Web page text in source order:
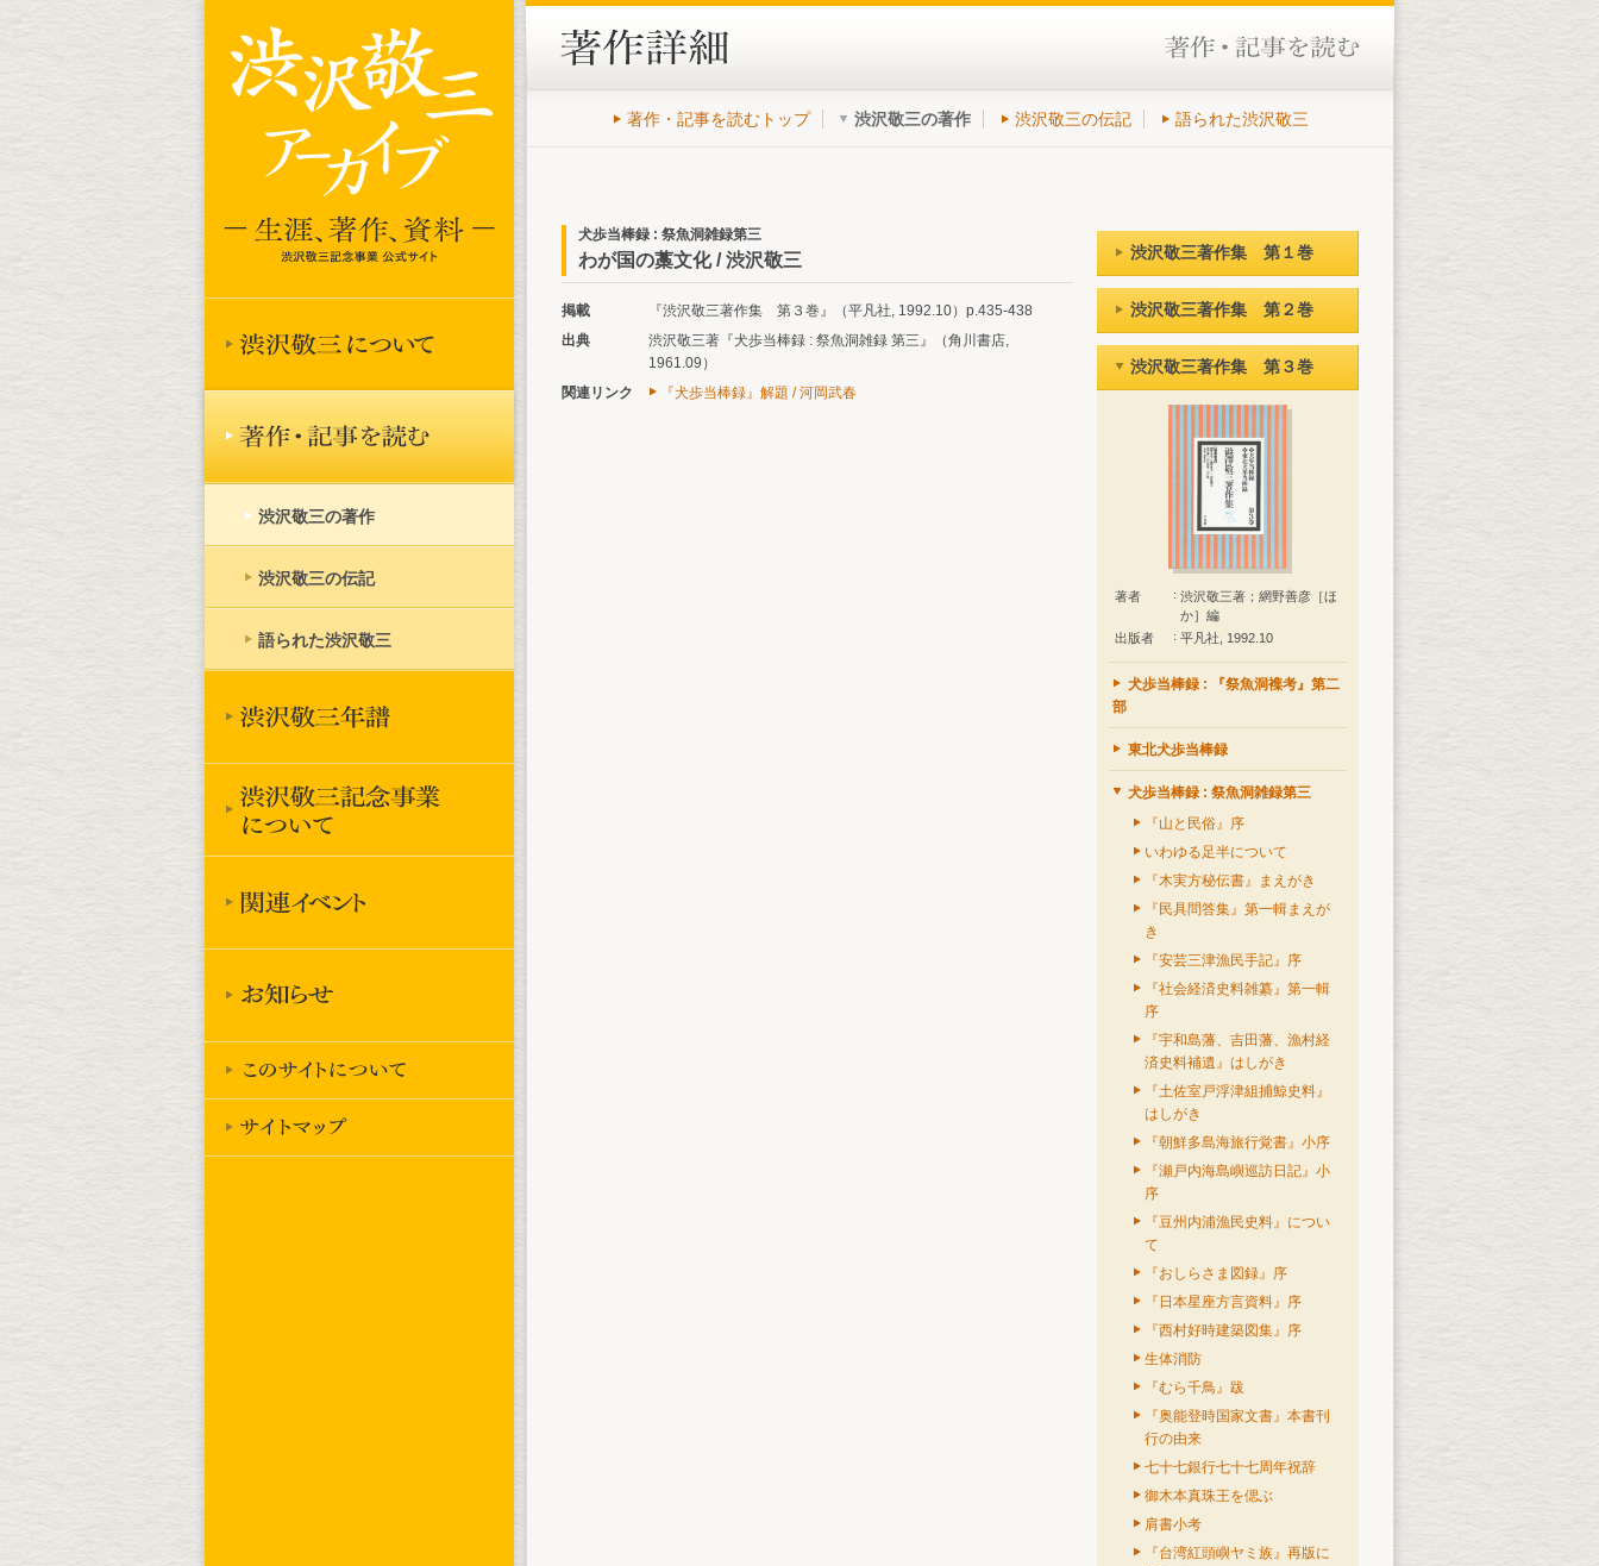
著作・記事を読むトップ 渋沢敬三の著作 渋沢敬三の伝記 語られた渋沢敬三
犬歩当棒録 : 祭魚洞雑録第三
わが国の藁文化 / 渋沢敬三
掲載
『渋沢敬三著作集 第３巻』（平凡社, 1992.10）p.435-438
出典
渋沢敬三著『犬歩当棒録 : 祭魚洞雑録 第三』（角川書店,
1961.09）
関連リンク
『犬歩当棒録』解題 / 河岡武春
渋沢敬三著作集 第１巻
渋沢敬三著作集 第２巻
渋沢敬三著作集 第３巻
著者
渋沢敬三著；網野善彦［ほ
か］編
出版者
平凡社, 1992.10
犬歩当棒録 : 『祭魚洞襍考』第二
部
東北犬歩当棒録
犬歩当棒録 : 祭魚洞雑録第三
『山と民俗』序
いわゆる足半について
『木実方秘伝書』まえがき
『民具問答集』第一輯まえが
き
『安芸三津漁民手記』序
『社会経済史料雑纂』第一輯
序
『宇和島藩、吉田藩、漁村経
済史料補遺』はしがき
『土佐室戸浮津組捕鯨史料』
はしがき
『朝鮮多島海旅行覚書』小序
『瀬戸内海島嶼巡訪日記』小
序
『豆州内浦漁民史料』につい
て
『おしらさま図録』序
『日本星座方言資料』序
『西村好時建築図集』序
生体消防
『むら千鳥』跋
『奥能登時国家文書』本書刊
行の由来
七十七銀行七十七周年祝辞
御木本真珠王を偲ぶ
肩書小考
『台湾紅頭嶼ヤミ族』再版に
渋沢敬三の著作
渋沢敬三の伝記
語られた渋沢敬三